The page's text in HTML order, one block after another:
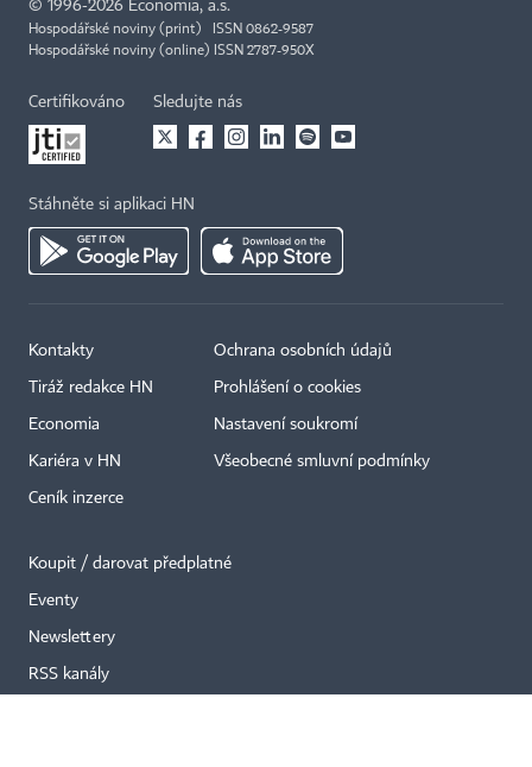
© 1996-2026 Economia, a.s.
Hospodářské noviny (print) ISSN 0862-9587
Hospodářské noviny (online) ISSN 2787-950X
Certifikováno Sledujte nás
Stáhněte si aplikaci HN
Kontakty
Tiráž redakce HN
Economia
Kariéra v HN
Ceník inzerce
Ochrana osobních údajů
Prohlášení o cookies
Nastavení soukromí
Všeobecné smluvní podmínky
Koupit / darovat předplatné
Eventy
Newslettery
RSS kanály